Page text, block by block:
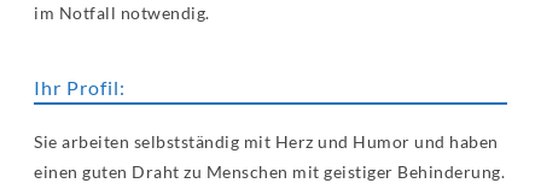
im Notfall notwendig.
Ihr Profil:
Sie arbeiten selbstständig mit Herz und Humor und haben
einen guten Draht zu Menschen mit geistiger Behinderung.